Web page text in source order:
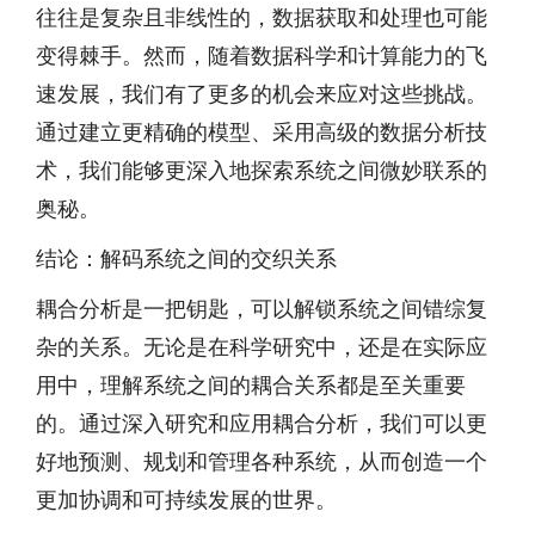
往往是复杂且非线性的，数据获取和处理也可能
变得棘手。然而，随着数据科学和计算能力的飞
速发展，我们有了更多的机会来应对这些挑战。
通过建立更精确的模型、采用高级的数据分析技
术，我们能够更深入地探索系统之间微妙联系的
奥秘。
结论：解码系统之间的交织关系
耦合分析是一把钥匙，可以解锁系统之间错综复
杂的关系。无论是在科学研究中，还是在实际应
用中，理解系统之间的耦合关系都是至关重要
的。通过深入研究和应用耦合分析，我们可以更
好地预测、规划和管理各种系统，从而创造一个
更加协调和可持续发展的世界。